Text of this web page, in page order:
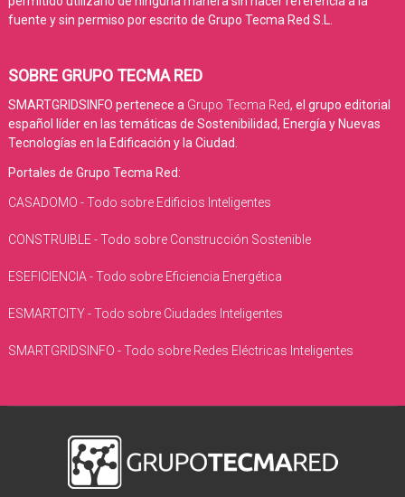
fuente y sin permiso por escrito de Grupo Tecma Red S.L.
SOBRE GRUPO TECMA RED
SMARTGRIDSINFO pertenece a Grupo Tecma Red, el grupo editorial
español líder en las temáticas de Sostenibilidad, Energía y Nuevas
Tecnologías en la Edificación y la Ciudad.
Portales de Grupo Tecma Red:
CASADOMO - Todo sobre Edificios Inteligentes
CONSTRUIBLE - Todo sobre Construcción Sostenible
ESEFICIENCIA - Todo sobre Eficiencia Energética
ESMARTCITY - Todo sobre Ciudades Inteligentes
SMARTGRIDSINFO - Todo sobre Redes Eléctricas Inteligentes